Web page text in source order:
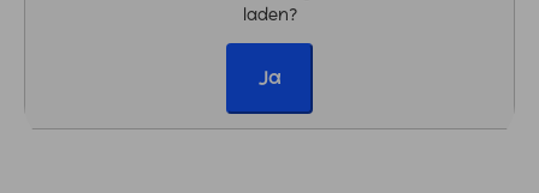
laden?
Ja